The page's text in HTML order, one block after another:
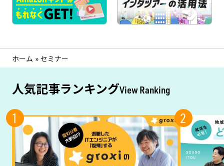
ホーム » セミナー
人気記事ランキングView Ranking
1 2